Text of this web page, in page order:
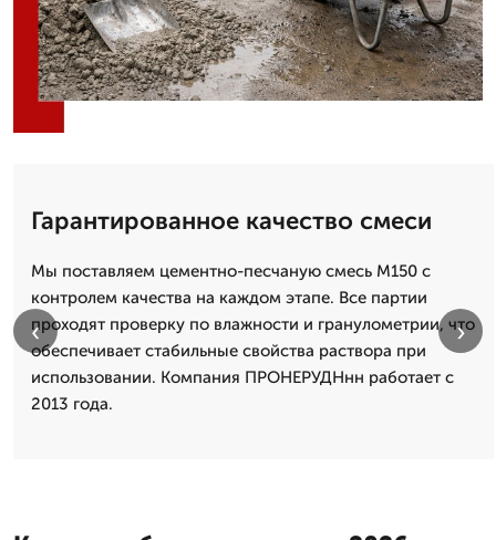
Гарантированное качество смеси
Мы поставляем цементно-песчаную смесь М150 с
контролем качества на каждом этапе. Все партии
проходят проверку по влажности и гранулометрии, что
обеспечивает стабильные свойства раствора при
использовании. Компания ПРОНЕРУДНнн работает с
2013 года.
‹ ›